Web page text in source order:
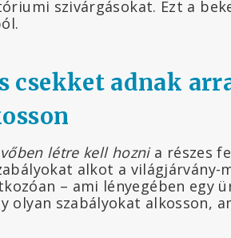
szivárgásokat. Ezt a
csekket adnak
létre kell hoznia részes
alkot a világjárvány-
– ami lényegében egy
olyan szabályokat alkosson,